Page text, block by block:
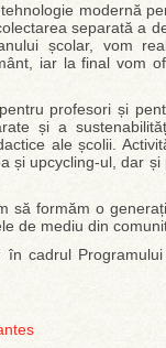
modernă
separată a
școlar, vom
iar la final vom
profesori și
și a
ale școlii.
și upcycling-ul, dar
să formăm o
de mediu din
cadrul